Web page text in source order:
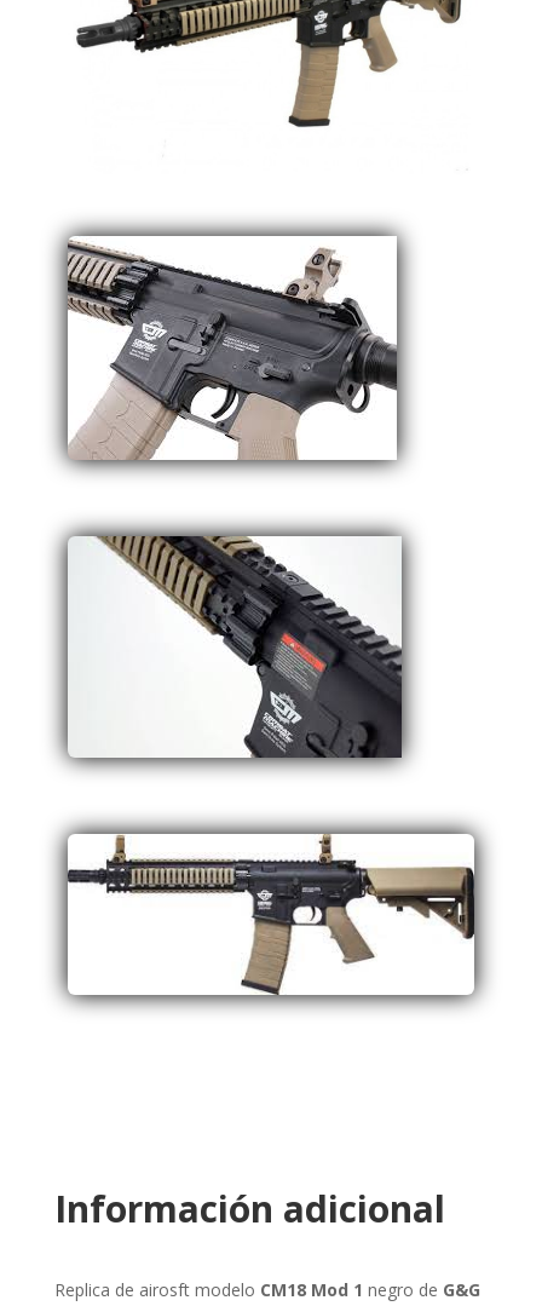
Información adicional
Replica de airosft modelo CM18 Mod 1 negro de G&G